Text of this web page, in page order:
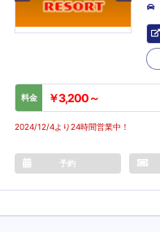
料金 ￥3,200～
2024/12/4より24時間営業中！
予約